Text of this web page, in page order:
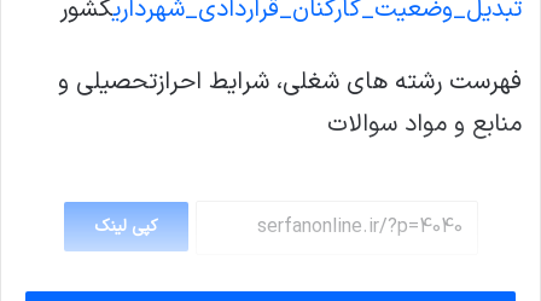
تبدیل_وضعیت_کارکنان_قراردادی_شهرداریکشور
فهرست رشته های شغلی، شرایط احرازتحصیلی و
منابع و مواد سوالات
کپی لینک